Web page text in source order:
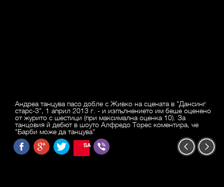
Андреа танцува пасо добле с Живко на сцената в "Дансинг
старс-3", 1 април 2013 г. - и изпълнението им беше оценено
от журито с шестици (при максимална оценка 10). За
танцовия й дебют в шоуто Алфредо Торес коментира, че
"Барби може да танцува"
SAVE